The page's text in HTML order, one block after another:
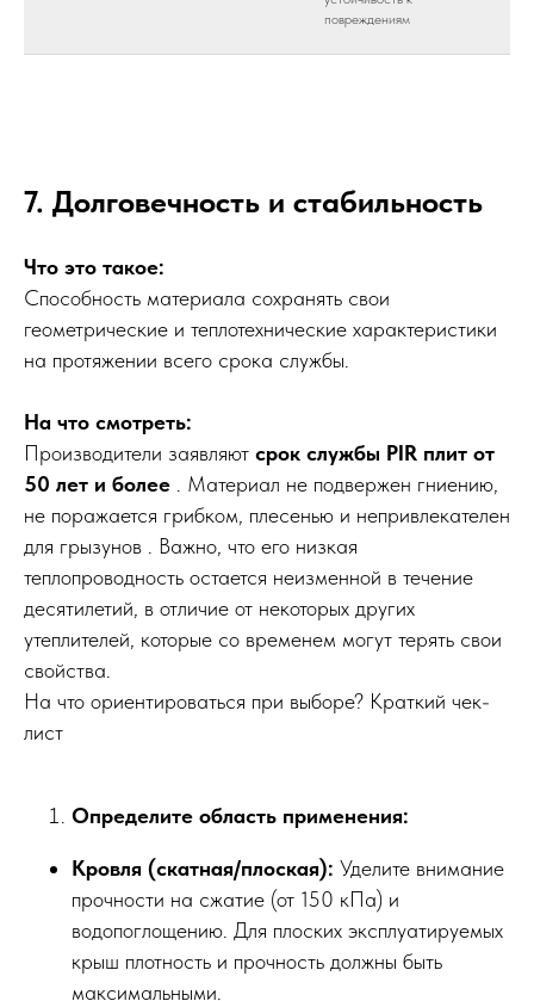
повреждениям
7. Долговечность и стабильность
Что это такое:
Способность материала сохранять свои
геометрические и теплотехнические характеристики
на протяжении всего срока службы.
На что смотреть:
Производители заявляют срок службы PIR плит от
50 лет и более . Материал не подвержен гниению,
не поражается грибком, плесенью и непривлекателен
для грызунов . Важно, что его низкая
теплопроводность остается неизменной в течение
десятилетий, в отличие от некоторых других
утеплителей, которые со временем могут терять свои
свойства.
На что ориентироваться при выборе? Краткий чек-
лист
Определите область применения:
Кровля (скатная/плоская): Уделите внимание
прочности на сжатие (от 150 кПа) и
водопоглощению. Для плоских эксплуатируемых
крыш плотность и прочность должны быть
максимальными.